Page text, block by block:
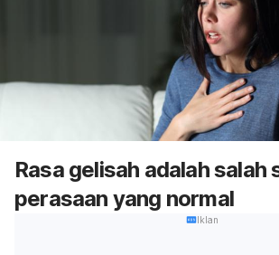
Rasa gelisah adalah salah
perasaan yang normal
Iklan